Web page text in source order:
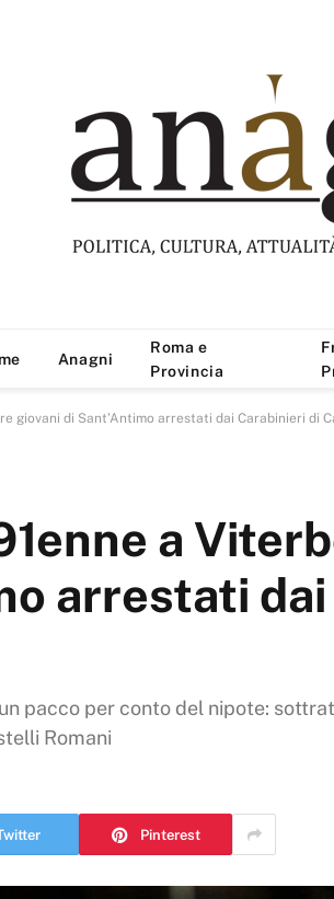
Anagni
Roma e
Provincia
giovani di Sant’Antimo arrestati dai Carabinieri di
a
arrestati
pacco per conto del nipote:
Romani
Pinterest